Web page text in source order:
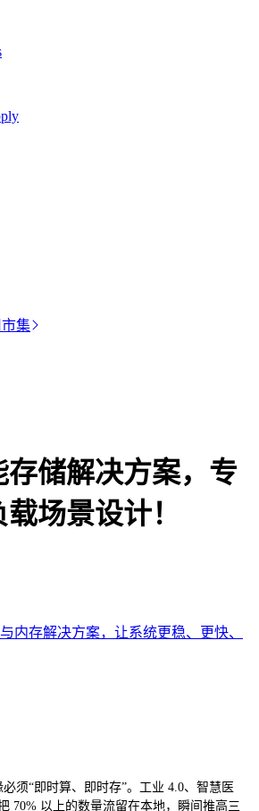
集
存储解决方案，专
场景设计！
内存解决方案，让系统更稳、更快、
须“即时算、即时存”。工业 4.0、智慧医
70% 以上的数量流留在本地，瞬间推高三